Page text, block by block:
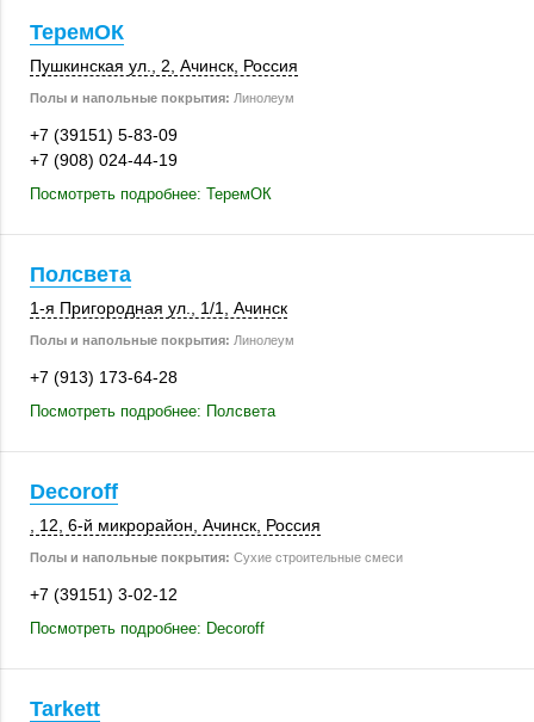
ТеремОК
Пушкинская ул., 2 Ачинск Россия
Полы и напольные покрытия: Линолеум
+7 (39151) 5-83-09
+7 (908) 024-44-19
Посмотреть подробнее: ТеремОК
Полсвета
1-я Пригородная ул. 1/1 Ачинск
Полы и напольные покрытия: Линолеум
+7 (913) 173-64-28
Посмотреть подробнее: Полсвета
Decoroff
, 12 6-й микрорайон Ачинск Россия
Полы и напольные покрытия: Сухие строительные смеси
+7 (39151) 3-02-12
Посмотреть подробнее: Decoroff
Tarkett